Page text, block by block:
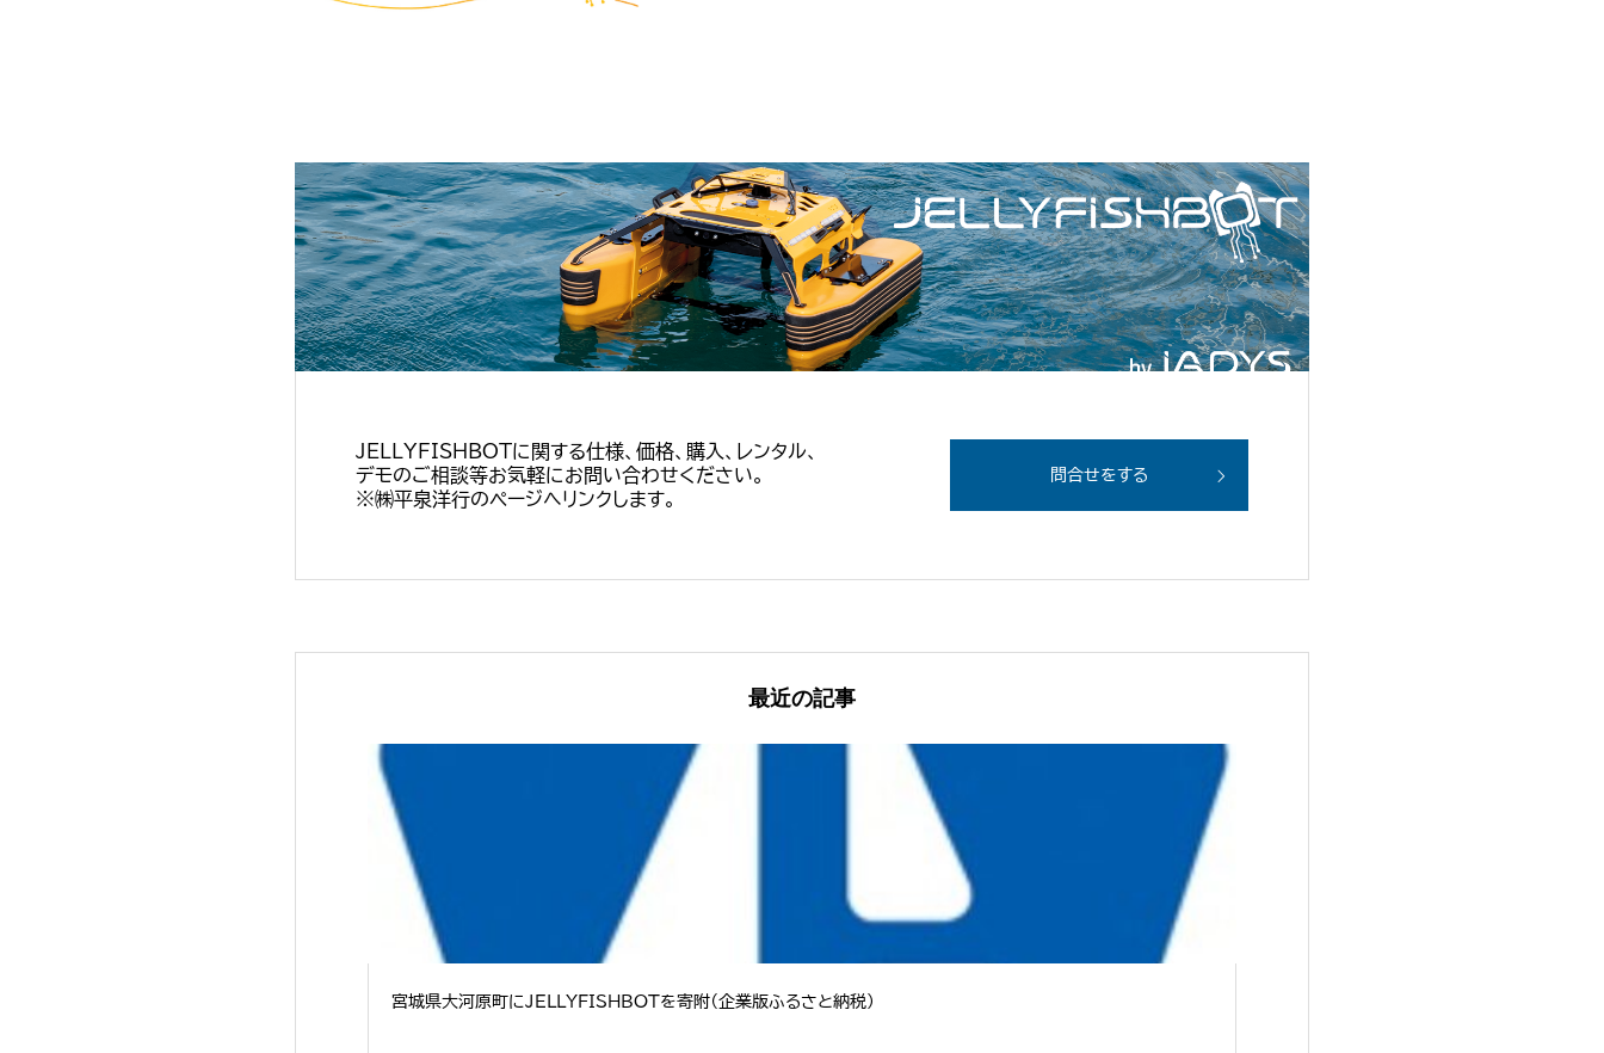
JELLYFISHBOTに関する仕様、価格、購入、レンタル、
デモのご相談等お気軽にお問い合わせください。
※㈱平泉洋行のページへリンクします。
問合せをする
最近の記事
宮城県大河原町にJELLYFISHBOTを寄附（企業版ふるさと納税）